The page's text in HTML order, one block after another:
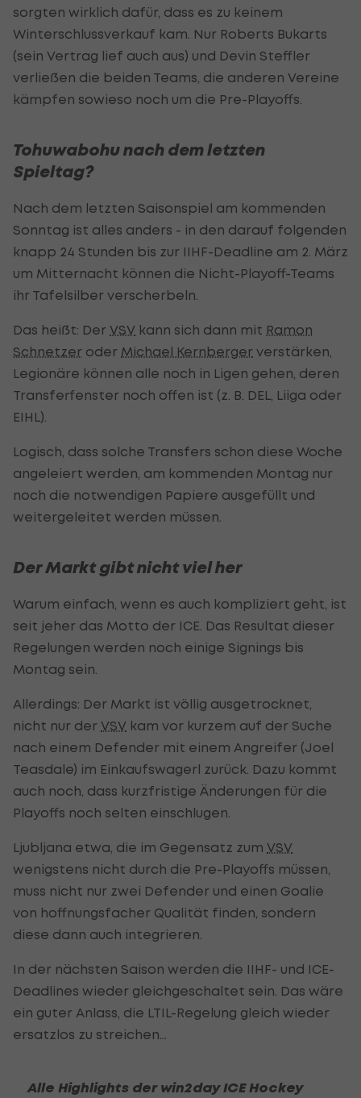
sorgten wirklich dafür, dass es zu keinem
Winterschlussverkauf kam. Nur Roberts Bukarts
(sein Vertrag lief auch aus) und Devin Steffler
verließen die beiden Teams, die anderen Vereine
kämpfen sowieso noch um die Pre-Playoffs.
Tohuwabohu nach dem letzten
Spieltag?
Nach dem letzten Saisonspiel am kommenden
Sonntag ist alles anders - in den darauf folgenden
knapp 24 Stunden bis zur IIHF-Deadline am 2. März
um Mitternacht können die Nicht-Playoff-Teams
ihr Tafelsilber verscherbeln.
Das heißt: Der VSV kann sich dann mit Ramon
Schnetzer oder Michael Kernberger verstärken,
Legionäre können alle noch in Ligen gehen, deren
Transferfenster noch offen ist (z. B. DEL, Liiga oder
EIHL).
Logisch, dass solche Transfers schon diese Woche
angeleiert werden, am kommenden Montag nur
noch die notwendigen Papiere ausgefüllt und
weitergeleitet werden müssen.
Der Markt gibt nicht viel her
Warum einfach, wenn es auch kompliziert geht, ist
seit jeher das Motto der ICE. Das Resultat dieser
Regelungen werden noch einige Signings bis
Montag sein.
Allerdings: Der Markt ist völlig ausgetrocknet,
nicht nur der VSV kam vor kurzem auf der Suche
nach einem Defender mit einem Angreifer (Joel
Teasdale) im Einkaufswagerl zurück. Dazu kommt
auch noch, dass kurzfristige Änderungen für die
Playoffs noch selten einschlugen.
Ljubljana etwa, die im Gegensatz zum VSV
wenigstens nicht durch die Pre-Playoffs müssen,
muss nicht nur zwei Defender und einen Goalie
von hoffnungsfacher Qualität finden, sondern
diese dann auch integrieren.
In der nächsten Saison werden die IIHF- und ICE-
Deadlines wieder gleichgeschaltet sein. Das wäre
ein guter Anlass, die LTIL-Regelung gleich wieder
ersatzlos zu streichen...
Alle Highlights der win2day ICE Hockey